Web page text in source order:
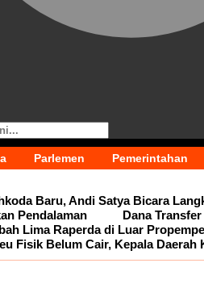
Parlemen Pemerintahan
Baru, Andi Satya Bicara
Pendalaman
Dana
Lima Raperda di Luar
Fisik Belum Cair, Kepala